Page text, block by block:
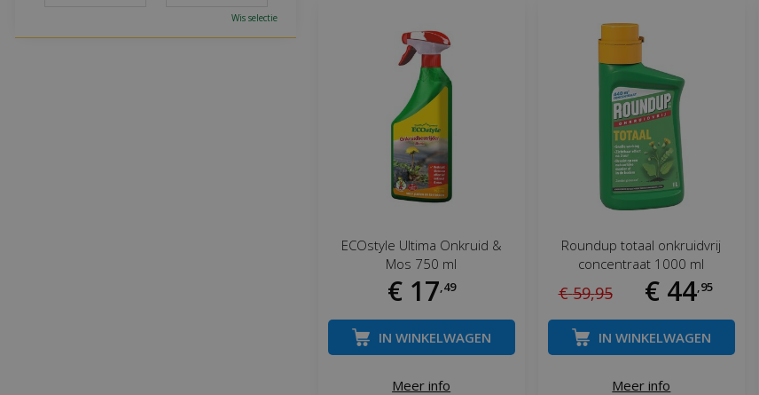
ECOstyle Ultima Onkruid &
Mos 750 ml
€ 17 49
Meer info
IN WINKELWAGEN
Roundup totaal onkruidvrij
concentraat 1000 ml
€ 59,95 € 44 95
Meer info
IN WINKELWAGEN
Wis selectie